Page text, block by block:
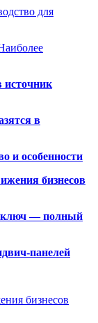
для
в
и особенности
бизнесов
ключ — полный
панелей
бизнесов